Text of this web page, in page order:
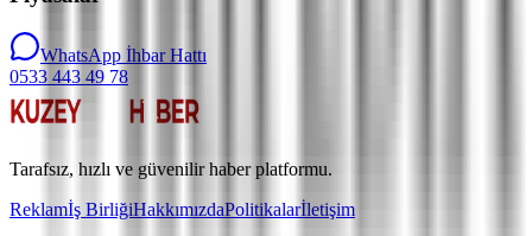
WhatsApp İhbar Hattı
0533 443 49 78
Tarafsız, hızlı ve güvenilir haber platformu.
Reklamİş BirliğiHakkımızdaPolitikalarİletişim